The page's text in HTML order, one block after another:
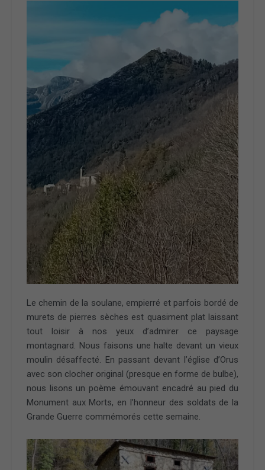
Le chemin de la soulane, empierré et parfois bordé de
murets de pierres sèches est quasiment plat laissant
tout loisir à nos yeux d’admirer ce paysage
montagnard. Nous faisons une halte devant un vieux
moulin désaffecté. En passant devant l’église d’Orus
avec son clocher original (presque en forme de bulbe),
nous lisons un poème émouvant encadré au pied du
Monument aux Morts, en l’honneur des soldats de la
Grande Guerre commémorés cette semaine.